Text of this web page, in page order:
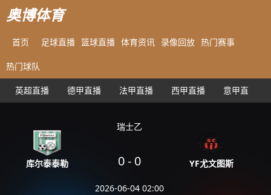
奥博体育
首页 足球直播 篮球直播 体育资讯 录像回放 热门赛事
热门球队
英超直播 德甲直播 法甲直播 西甲直播 意甲直播
库尔泰泰勒
瑞士乙
0- 0
2026-06-04 02:00
YF尤文图斯